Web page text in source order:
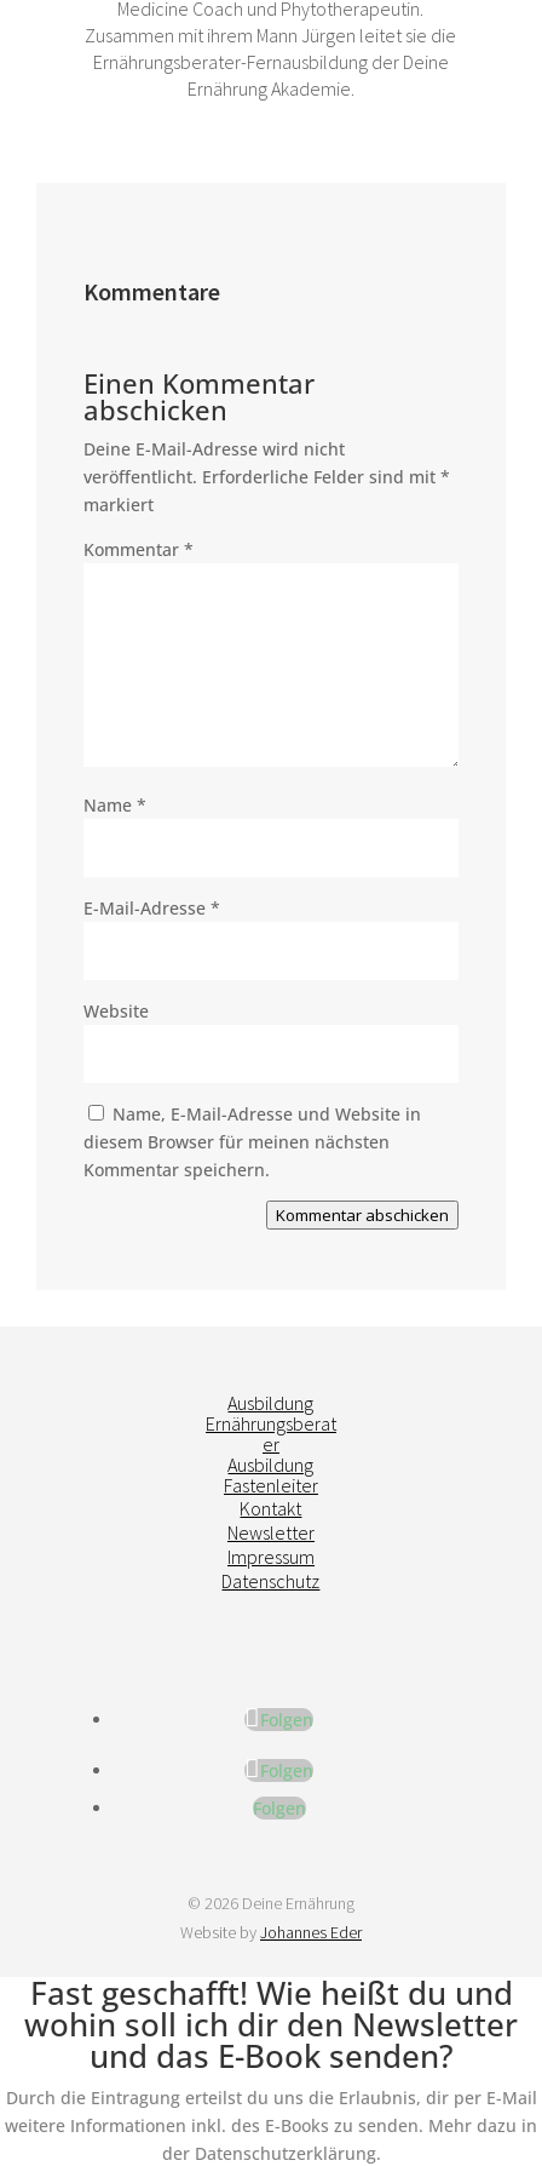
Medicine Coach und Phytotherapeutin.
Zusammen mit ihrem Mann Jürgen leitet sie die
Ernährungsberater-Fernausbildung der Deine
Ernährung Akademie.
Kommentare
Einen Kommentar
abschicken
Deine E-Mail-Adresse wird nicht
veröffentlicht. Erforderliche Felder sind mit *
markiert
Kommentar *
Name *
E-Mail-Adresse *
Website
Name, E-Mail-Adresse und Website in
diesem Browser für meinen nächsten
Kommentar speichern.
Kommentar abschicken
Ausbildung
Ernährungsberat
er
Ausbildung
Fastenleiter
Kontakt
Newsletter
Impressum
Datenschutz
Folgen
Folgen
Folgen
© 2026 Deine Ernährung
Website byJohannes Eder
Fast geschafft! Wie heißt du und
wohin soll ich dir den Newsletter
und das E-Book senden?
Durch die Eintragung erteilst du uns die Erlaubnis, dir per E-Mail
weitere Informationen inkl. des E-Books zu senden. Mehr dazu in
der Datenschutzerklärung.